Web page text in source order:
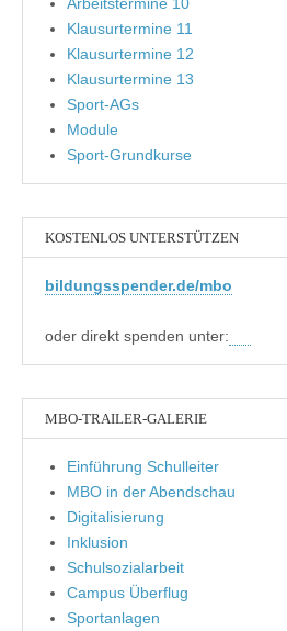
Klausurtermine 11
Klausurtermine 12
Klausurtermine 13
Sport-AGs
Module
Sport-Grundkurse
KOSTENLOS UNTERSTÜTZEN
bildungsspender.de/mbo
oder direkt spenden unter:
MBO-TRAILER-GALERIE
Einführung Schulleiter
MBO in der Abendschau
Digitalisierung
Inklusion
Schulsozialarbeit
Campus Überflug
Sportanlagen